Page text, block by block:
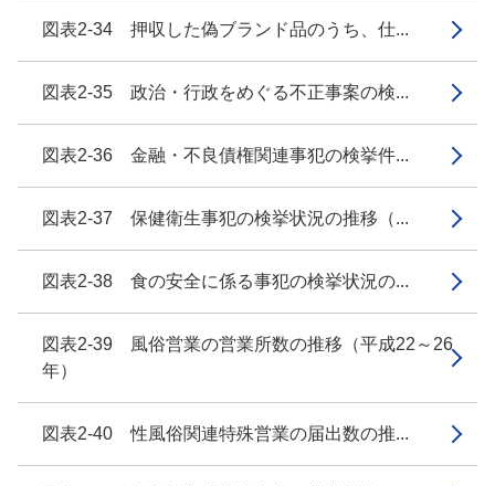
図表2-34 押収した偽ブランド品のうち、仕...
図表2-35 政治・行政をめぐる不正事案の検...
図表2-36 金融・不良債権関連事犯の検挙件...
図表2-37 保健衛生事犯の検挙状況の推移（...
図表2-38 食の安全に係る事犯の検挙状況の...
図表2-39 風俗営業の営業所数の推移（平成22～26
年）
図表2-40 性風俗関連特殊営業の届出数の推...